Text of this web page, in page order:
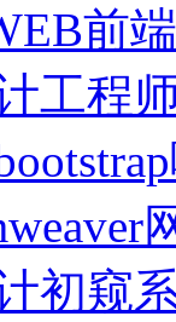
前
工程
初窥